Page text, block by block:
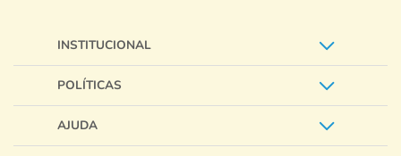
INSTITUCIONAL
POLÍTICAS
AJUDA